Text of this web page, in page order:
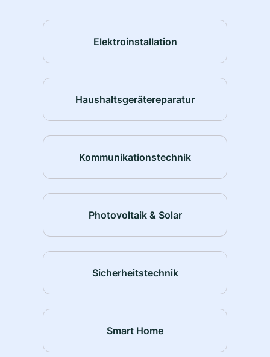
Elektroinstallation
Haushaltsgerätereparatur
Kommunikationstechnik
Photovoltaik & Solar
Sicherheitstechnik
Smart Home